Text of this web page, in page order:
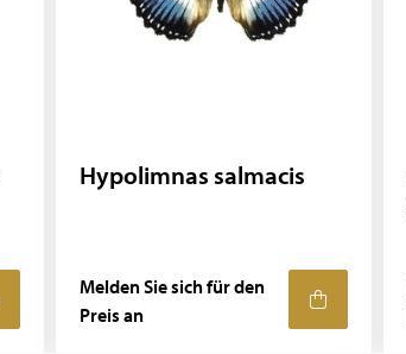
Hypolimnas salmacis
Melden Sie sich für den
Preis an